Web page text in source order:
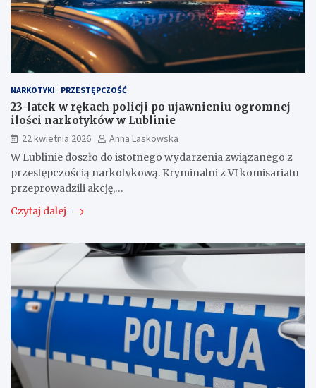
NARKOTYKI PRZESTĘPCZOŚĆ
23-latek w rękach policji po ujawnieniu ogromnej
ilości narkotyków w Lublinie
22 kwietnia 2026
Anna Laskowska
W Lublinie doszło do istotnego wydarzenia związanego z
przestępczością narkotykową. Kryminalni z VI komisariatu
przeprowadzili akcję,…
Czytaj dalej